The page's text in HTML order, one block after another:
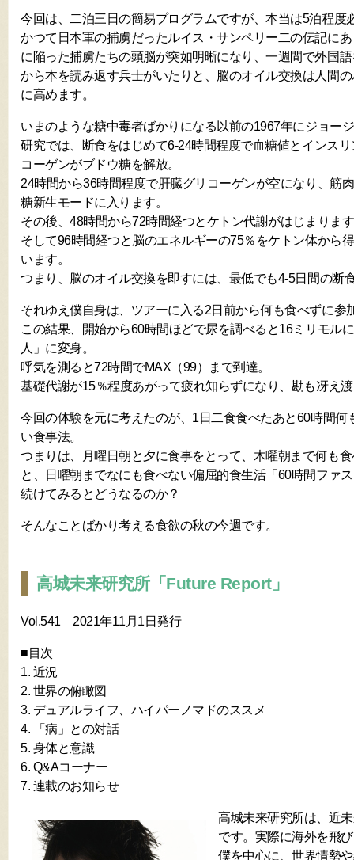
今回は、二泊三日の簡易プログラムですが、本当は5泊程度
かつて日本軍の捕虜だったルイス・サンペリー二の伝記に
に陥った捕虜たちの頭脳が突如明晰になり、一週間で外国
から本を読み返す兵士がいたりと、脳のオイル交換は人間
に高めます。
いまのような糖中毒者ばかりになる以前の1967年にジョー
研究では、断食をはじめて6-24時間程度で血糖値とインス
コーゲンがブドウ糖を解放。
24時間から36時間程度で肝臓グリコーゲンが空になり、筋
糖新生モードに入ります。
その後、48時間から72時間経つとケトン代謝がはじまりま
そして96時間経つと脳のエネルギーの75％をケトン体から
います。
つまり、脳のオイル交換を即すには、最低でも4-5日間の断
それゆえ僕自身は、ツアーに入る2日前から何も食べずに参
この結果、開始から60時間ほどで尿を調べると16ミリモル
人」に変身。
呼気を測ると72時間でMAX（99）まで到達。
基礎代謝が15％程度あがって疲れ知らずになり、勘も冴え
今回の体験を元に考えたのが、1日二食食べたあと60時間何
い食事法。
つまりは、月曜日朝と夕に食事をとって、木曜朝まで何も
と、日曜朝までなにも食べない偏屈的食生活「60時間ファ
続けてみるとどうなるのか？
そんなことばかり考える食欲の秋の今週です。
高城未来研究所「Future Report」
Vol.541 2021年11月1日発行
■目次
1. 近況
2. 世界の俯瞰図
3. デュアルライフ、ハイパーノマドのススメ
4. 「病」との対話
5. 身体と意識
6. Q&Aコーナー
7. 連載のお知らせ
高城未来研究所は、近
です。実際に海外を飛
僕を中心に、世界情勢